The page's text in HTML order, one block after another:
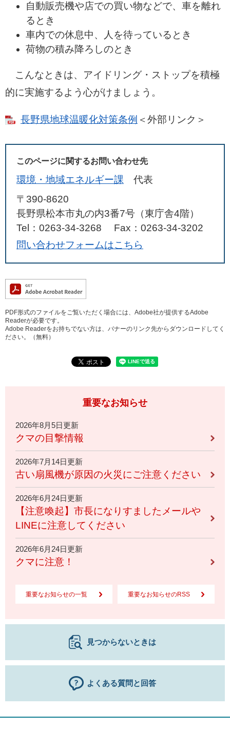
自動販売機や店での買い物などで、車を離れ
るとき
車内での休息中、人を待っているとき
荷物の積み降ろしのとき
こんなときは、アイドリング・ストップを積極
的に実施するよう心がけましょう。
長野県地球温暖化対策条例 ＜外部リンク＞
このページに関するお問い合わせ先
環境・地域エネルギー課
代表
〒390-8620
長野県松本市丸の内3番7号（東庁舎4階）
Tel：0263-34-3268
Fax：0263-34-3202
問い合わせフォームはこちら
PDF形式のファイルをご覧いただく場合には、Adobe社が提供するAdobe
Readerが必要です。
Adobe Readerをお持ちでない方は、バナーのリンク先からダウンロードしてく
ださい。（無料）
重要なお知らせ
2026年8月5日更新
クマの目撃情報
2026年7月14日更新
古い扇風機が原因の火災にご注意ください
2026年6月24日更新
【注意喚起】市長になりすましたメールや
LINEに注意してください
2026年6月24日更新
クマに注意！
重要なお知らせの一覧 重要なお知らせのRSS
見つからないときは
よくある質問と回答